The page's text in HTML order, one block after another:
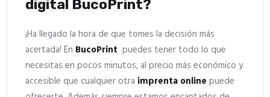
digital BucoPrint?
¡Ha llegado la hora de que tomes la decisión más
acertada! En BucoPrint puedes tener todo lo que
necesitas en pocos minutos, al precio más económico y
accesible que cualquier otra imprenta onlinepuede